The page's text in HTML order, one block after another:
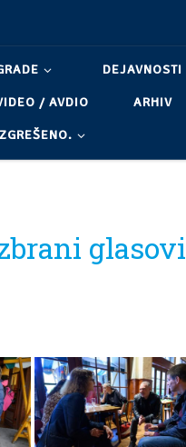
DEJAVNOSTI
/ AVDIO ARHIV
glasovi